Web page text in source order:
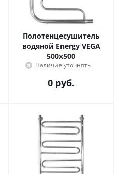
Полотенцесушитель
водяной Energy VEGA
500x500
Наличие уточнять
0 руб.